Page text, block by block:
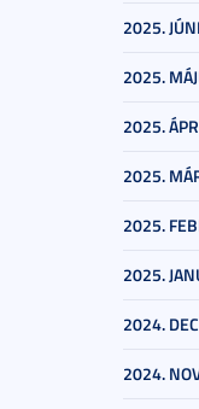
2025.
2025.
2025.
2025.
2025.
2025.
2024.
2024.